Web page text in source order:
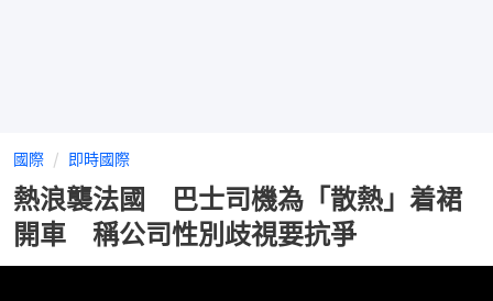
國際 即時國際
熱浪襲法國 巴士司機為「散熱」着裙
開車 稱公司性別歧視要抗爭